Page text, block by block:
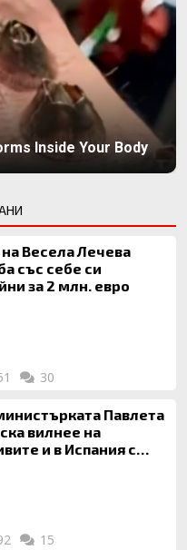
Inside Your Body
Весела Лечева
със себе си
за 2 млн. евро
30
Павлета
вилнее на
и в Испания с
15